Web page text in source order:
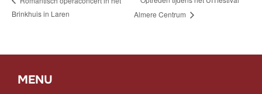
Brinkhuis in Laren
Almere Centrum
MENU